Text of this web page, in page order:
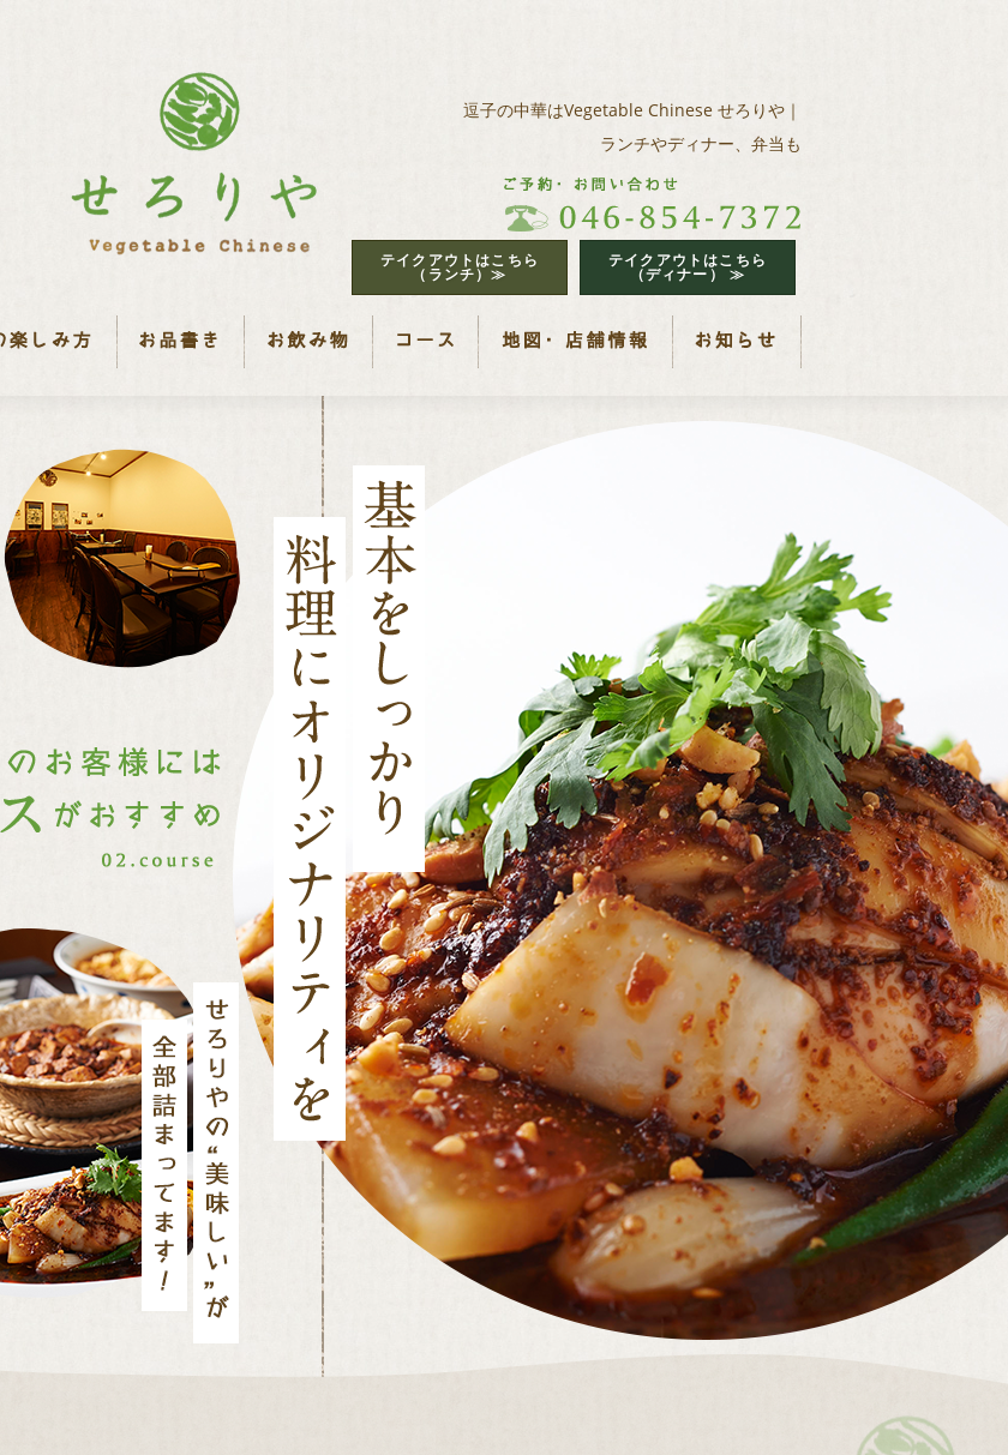
逗子の中華はVegetable Chinese せろりや｜
ランチやディナー、弁当も
テイクアウトはこちら
（ランチ）≫
テイクアウトはこちら
（ディナー） ≫